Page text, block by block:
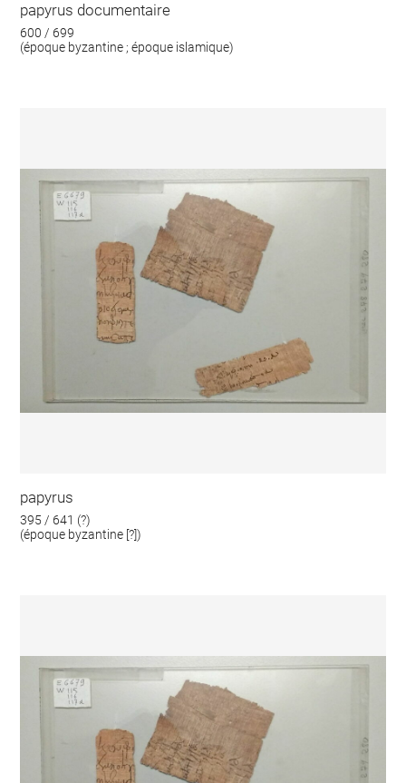
papyrus documentaire
600 / 699
(époque byzantine ; époque islamique)
papyrus
395 / 641 (?)
(époque byzantine [?])